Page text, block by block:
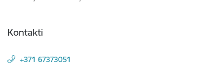
Kontakti
+371 67373051